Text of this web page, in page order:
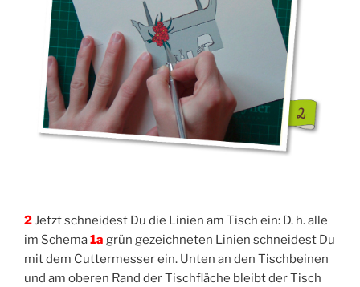
2Jetzt schnei­dest Du die Lini­en am Tisch ein: D. h. alle
im Sche­ma1a grün gezeich­ne­ten Lini­en schnei­dest Du
mit dem Cut­ter­mes­ser ein. Unten an den Tisch­bei­nen
und am obe­ren Rand der Tisch­flä­che bleibt der Tisch